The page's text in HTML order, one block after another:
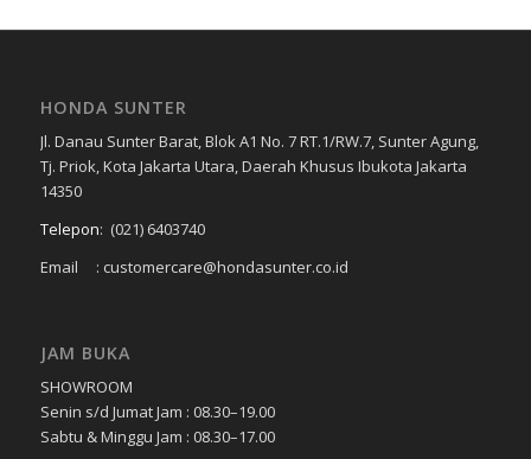
HONDA SUNTER
Jl. Danau Sunter Barat, Blok A1 No. 7 RT.1/RW.7, Sunter Agung,
Tj. Priok, Kota Jakarta Utara, Daerah Khusus Ibukota Jakarta
14350
Telepon: (021) 6403740
Email : customercare@hondasunter.co.id
JAM BUKA
SHOWROOM
Senin s/d Jumat Jam : 08.30–19.00
Sabtu & Minggu Jam : 08.30–17.00